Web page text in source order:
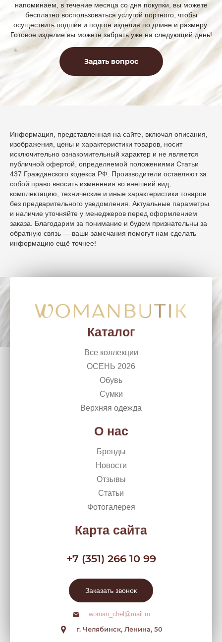
напоминаем, в течение месяца со дня покупки, вы можете
бесплатно воспользоваться услугой портного, чтобы
осуществить подшив и подгон изделия по длине и размеру.
Готовое изделие вы можете забрать уже на следующий день!
Задать вопрос
Информация, представленная на сайте, включая описания,
изображения, цены и характеристики товаров, носит
исключительно ознакомительный характер и не является
публичной офертой, определяемой положениями Статьи
437 Гражданского кодекса РФ. Производители оставляют за
собой право вносить изменения во внешний вид,
комплектацию, технические и иные характеристики товаров
без предварительного уведомления. Актуальные параметры
и наличие уточняйте у менеджеров перед оформлением
заказа. Благодарим за понимание и будем признательны за
обратную связь — ваши замечания помогут нам сделать
информацию ещё точнее!
г. Челябинск, Ленина, 50
+7 (351) 266 10 99
Каталог
Все коллекции
ОСЕНЬ 2026
Обувь
Сумки
Верхняя одежда
О нас
Бренды
Новости
Отзывы
Статьи
Фотогалерея
Карта сайта
+7 (351) 266 10 99
Заказать звонок
woman_chel@mail.ru
г. Челябинск, Ленина, 50